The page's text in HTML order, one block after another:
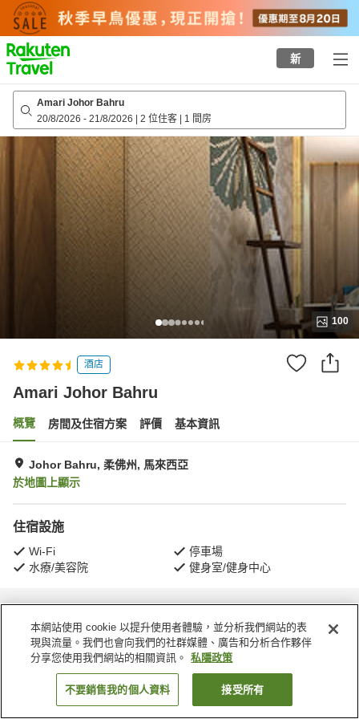
to
top
page
新
Amari Johor Bahru
20/8/2026 - 21/8/2026 | 2 位住客 | 1 間房
100
酒店
Amari Johor Bahru
概覽 房間及住宿方案 評價 基本資訊
Johor Bahru, 柔佛州, 馬來西亞
於地圖上顯示
住宿設施
Wi-Fi
停車場
水療/美容院
健身室/健身中心
主頁 馬來西亞 柔佛州 Johor Bahru Amari Johor Bahru
找客房
本網站使用 cookie 以提升使用者體驗，並分析我們網站的表
現與流量。我們也會向我們的社群媒體、廣告和分析合作夥伴
分享您使用我們網站的相關資訊。
私隱政策
不要銷售我的個人資料 接受所有